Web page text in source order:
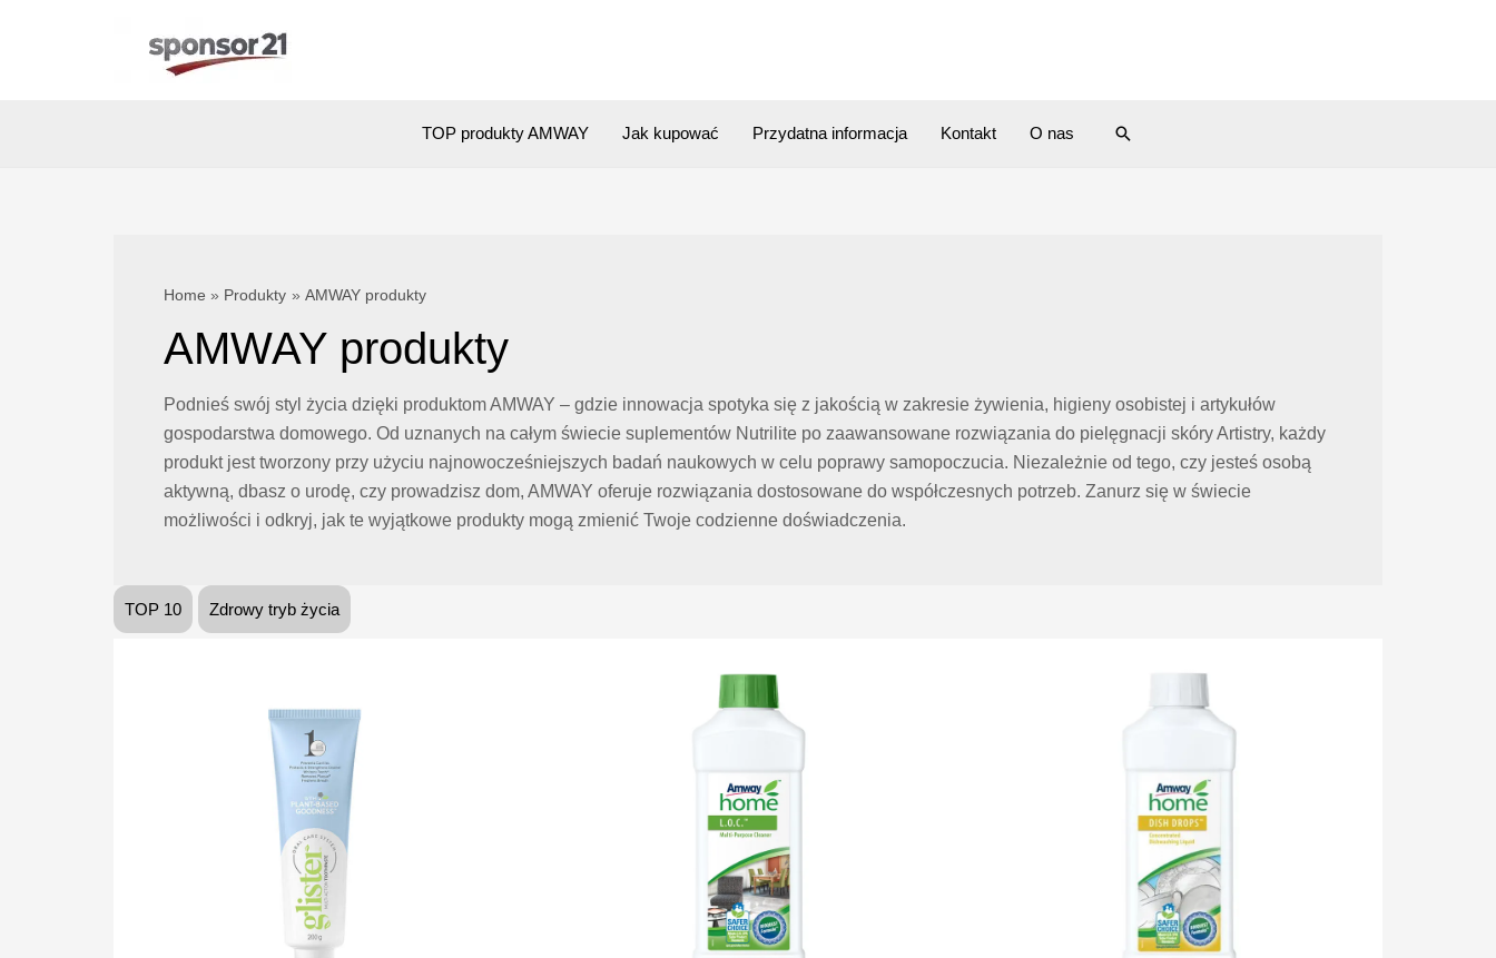
TOP produkty AMWAY Jak kupować Przydatna informacja Kontakt O nas Search
Home Produkty AMWAY produkty
AMWAY produkty
Podnieś swój styl życia dzięki produktom AMWAY – gdzie innowacja spotyka się z jakością w zakresie żywienia, higieny osobistej i artykułów
gospodarstwa domowego. Od uznanych na całym świecie suplementów Nutrilite po zaawansowane rozwiązania do pielęgnacji skóry Artistry, każdy
produkt jest tworzony przy użyciu najnowocześniejszych badań naukowych w celu poprawy samopoczucia. Niezależnie od tego, czy jesteś osobą
aktywną, dbasz o urodę, czy prowadzisz dom, AMWAY oferuje rozwiązania dostosowane do współczesnych potrzeb. Zanurz się w świecie
możliwości i odkryj, jak te wyjątkowe produkty mogą zmienić Twoje codzienne doświadczenia.
TOP 10 Zdrowy tryb życia